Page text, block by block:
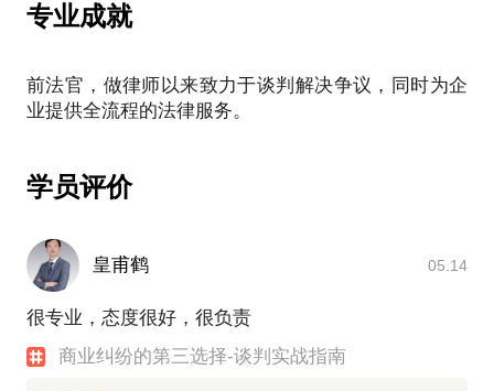
为了提高约见效率，请在约见前详细描述你的情况并
【在行郑重提示】：此话题内容仅为该行家在法律领
您通过正式途径签订相关的律师代理合同、顾问合同
表平台观点，平台对话题内容不予担保，烦请知悉。
【在行郑重提示】：此话题内容仅为该行家在法律领
不具有任何法律效力。如您需要聘请律师，在行建议
您通过正式途径签订相关的律师代理合同、顾问合同
表平台观点，平台对话题内容不予担保，烦请知悉。
解决办法。
专业成就
前法官，做律师以来致力于谈判解决争议，同时为企
学员评价
皇甫鹤 05.14
很专业，态度很好，很负责
商业纠纷的第三选择-谈判实战指南